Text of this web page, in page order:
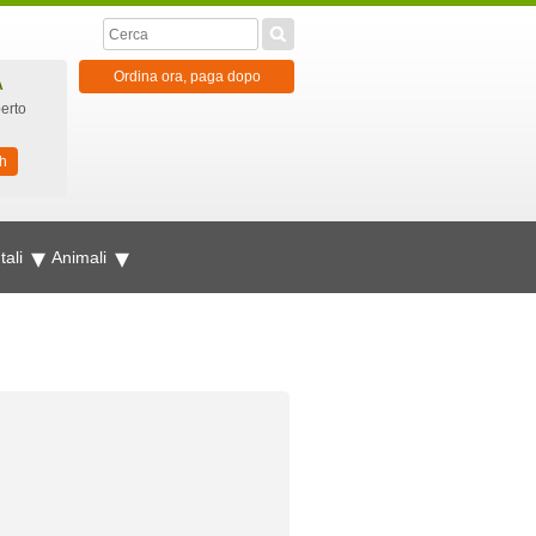
Ordina ora, paga dopo
Animali